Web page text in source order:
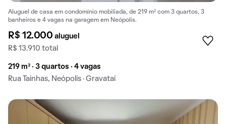
Aluguel de casa em condomínio mobiliada, de 219 m² com 3 quartos, 3
banheiros e 4 vagas na garagem em Neópolis.
R$ 12.000aluguel
R$ 13.910 total
219 m² · 3 quartos · 4 vagas
Rua Tainhas, Neópolis · Gravataí